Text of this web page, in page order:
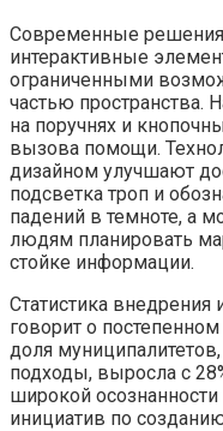
Современные
интерактивные
ограниченными
частью пространства.
на поручнях и
вызова помощи.
дизайном улучшают
подсветка троп и
падений в темноте, а
людям планировать
стойке информации.
Статистика
говорит о
доля
подходы, выросла с
широкой
инициатив по